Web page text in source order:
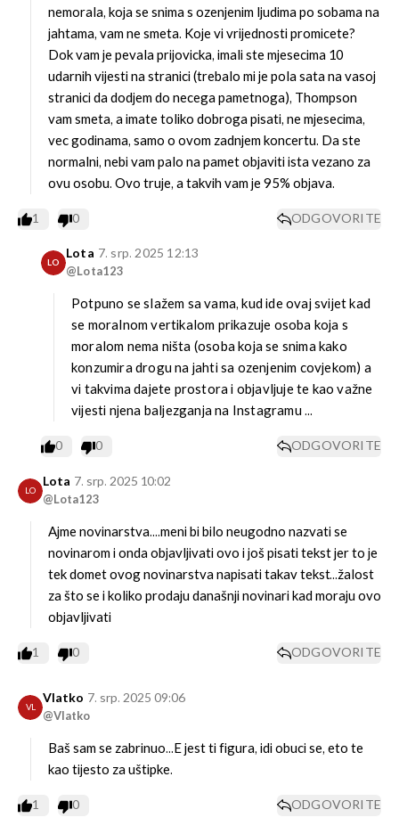
nemorala, koja se snima s ozenjenim ljudima po sobama na
jahtama, vam ne smeta. Koje vi vrijednosti promicete?
Dok vam je pevala prijovicka, imali ste mjesecima 10
udarnih vijesti na stranici (trebalo mi je pola sata na vasoj
stranici da dodjem do necega pametnoga), Thompson
vam smeta, a imate toliko dobroga pisati, ne mjesecima,
vec godinama, samo o ovom zadnjem koncertu. Da ste
normalni, nebi vam palo na pamet objaviti ista vezano za
ovu osobu. Ovo truje, a takvih vam je 95% objava.
1 0 ODGOVORITE
LO
Lota
@Lota123
7. srp. 2025 12:13
Potpuno se slažem sa vama, kud ide ovaj svijet kad
se moralnom vertikalom prikazuje osoba koja s
moralom nema ništa (osoba koja se snima kako
konzumira drogu na jahti sa ozenjenim covjekom) a
vi takvima dajete prostora i objavljuje te kao važne
vijesti njena baljezganja na Instagramu ...
0 0 ODGOVORITE
LO
Lota
@Lota123
7. srp. 2025 10:02
Ajme novinarstva....meni bi bilo neugodno nazvati se
novinarom i onda objavljivati ovo i još pisati tekst jer to je
tek domet ovog novinarstva napisati takav tekst...žalost
za što se i koliko prodaju današnji novinari kad moraju ovo
objavljivati
1 0 ODGOVORITE
VL
Vlatko
@Vlatko
7. srp. 2025 09:06
Baš sam se zabrinuo...E jest ti figura, idi obuci se, eto te
kao tijesto za uštipke.
1 0 ODGOVORITE